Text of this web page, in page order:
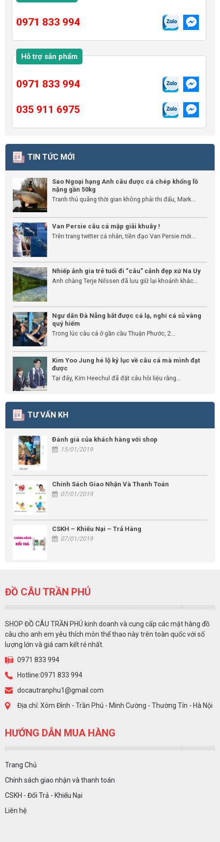
0971 833 994
Hỗ trợ sản phẩm
0971 833 994
035 911 6975
TIN TỨC MỚI
Sao Ngoại hạng Anh câu được cá chép khổng lồ
nặng gần 50kg
Tranh thủ quãng thời gian không phải thi đấu, Mark...
Van Persie câu cá mập giải khuây !
Trên trang twitter cá nhân, tiền đạo Van Persie mới...
Nhiếp ảnh gia trẻ tuổi đi “câu” cảnh đẹp xứ Na Uy
Anh chàng Terje Nilssen đã lưu giữ lại khoảnh khắc...
Ngư dân Đà Nẵng bắt được cá lạ, nghi cá sủ vàng
quý hiếm
Trong lúc câu cá ở gần cầu Thuận Phước, 2...
Kim Yoo Jung hé lộ kỷ lục về câu cá mà mình đạt
được
Tại đây, Kim Heechul đã đặt câu hỏi liệu rằng...
TƯ VẤN KH
Đánh giá của khách hàng với shop
15/01/2019
Chính Sách Giao Nhận Và Thanh Toán
07/01/2019
CSKH – Khiếu Nại – Trả Hàng
07/01/2019
ĐỒ CÂU TRẦN PHÚ
SHOP ĐỒ CÂU TRẦN PHÚ kinh doanh và cung cấp các mặt hàng đồ
câu cho anh em yêu thích môn thể thao này trên toàn quốc với số
lượng lớn và giá cam kết rẻ nhất.
0971 833 994
Hotline:0971 833 994
docautranphu1@gmail.com
Địa chỉ: Xóm Đình - Trần Phú - Minh Cường - Thường Tín - Hà Nội
HƯỚNG DẪN MUA HÀNG
Trang Chủ
Chính sách giao nhận và thanh toán
CSKH - Đổi Trả - Khiếu Nại
Liên hệ